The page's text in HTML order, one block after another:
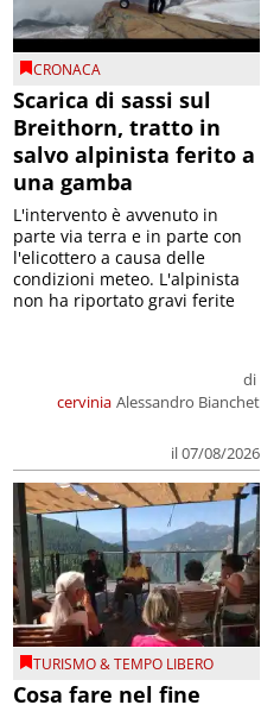
CRONACA
Scarica di sassi sul
Breithorn, tratto in
salvo alpinista ferito a
una gamba
cervinia
di
Alessandro Bianchet
il 07/08/2026
L'intervento è avvenuto in
parte via terra e in parte con
l'elicottero a causa delle
condizioni meteo. L'alpinista
non ha riportato gravi ferite
TURISMO & TEMPO LIBERO
Cosa fare nel fine